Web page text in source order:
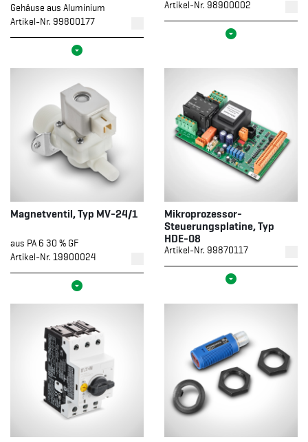
Gehäuse aus Aluminium
Artikel-Nr. 99800177
Artikel-Nr. 98900002
Magnetventil, Typ MV-24/1
aus PA 6 30 % GF
Artikel-Nr. 19900024
Mikroprozessor-
Steuerungsplatine, Typ
HDE-08
Artikel-Nr. 99870117